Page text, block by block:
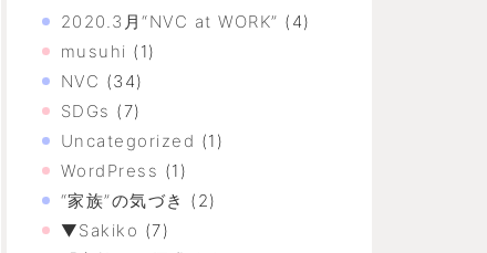
2020.3月“NVC at WORK” (4)
musuhi (1)
NVC (34)
SDGs (7)
Uncategorized (1)
WordPress (1)
“家族”の気づき (2)
▼Sakiko (7)